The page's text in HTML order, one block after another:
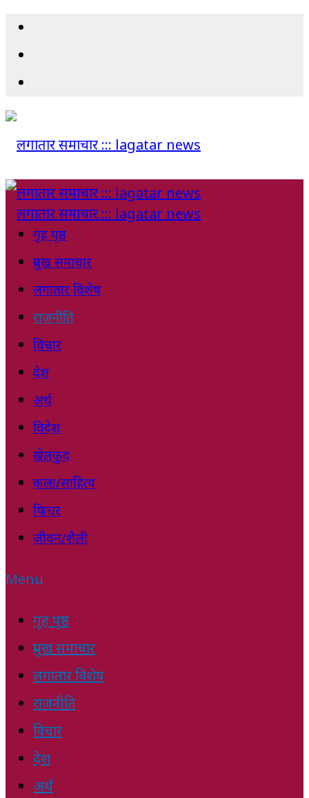
गृह पृष्ठ
प्रमुख समाचार
लगातार विशेष
राजनीति
विचार
देश
अर्थ
विदेश
खेलकुद
कला/साहित्य
फिचर
जीवन/शैली
Menu
गृह पृष्ठ
प्रमुख समाचार
लगातार विशेष
राजनीति
विचार
देश
अर्थ